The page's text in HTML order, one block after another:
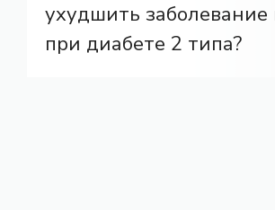
ухудшить заболевание
при диабете 2 типа?